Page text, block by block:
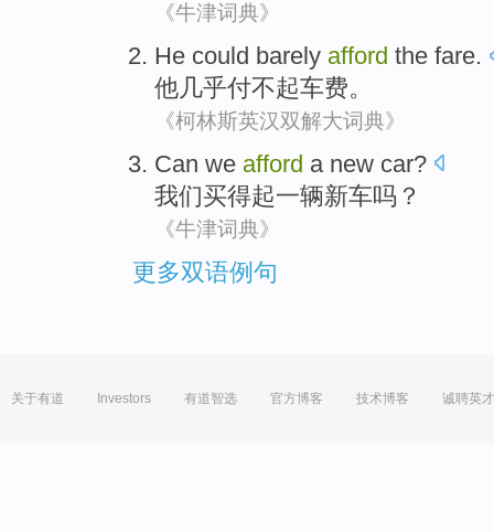
《牛津词典》
He could barely afford the fare.
他几乎付不起车费。
《柯林斯英汉双解大词典》
Can we afford a new car?
我们买得起一辆新车吗？
《牛津词典》
更多双语例句
关于有道 Investors 有道智选 官方博客 技术博客 诚聘英才